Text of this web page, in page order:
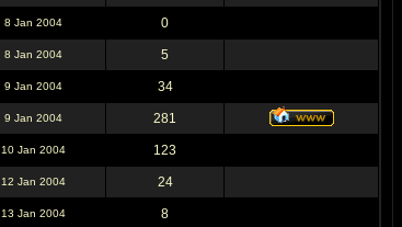
8 Jan 2004 0
8 Jan 2004 5
9 Jan 2004 34
9 Jan 2004 281
10 Jan 2004 123
12 Jan 2004 24
13 Jan 2004 8